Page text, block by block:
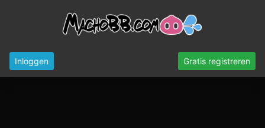
Inloggen Gratis registreren